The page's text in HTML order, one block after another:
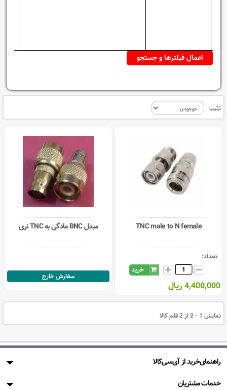
ترتیب
TNC male to N female
تعداد:
خرید
4,400,000 ریال
مبدل BNC مادگی به TNC نری
سفارش خارج
نمایش 1 - 2 از 2 قلم کالا
راهنمای‌خرید از آی‌سی‌کالا
خدمات مشتریان